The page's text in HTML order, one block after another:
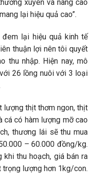
xuyên và nâng cao
lại hiệu quả cao”.
đem lại hiệu quả kinh tế
thuận lợi nên tôi quyết
thu nhập. Hiện nay, mô
26 lồng nuôi với 3 loại
lượng thịt thơm ngon, thịt
cá có hàm lượng mỡ cao
thương lái sẽ thu mua
– 60.000 đồng/kg.
thu hoạch, giá bán ra
trọng lượng hơn 1kg/con.